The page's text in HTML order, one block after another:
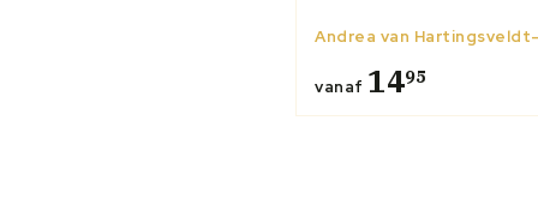
Andrea van
vanaf 1495